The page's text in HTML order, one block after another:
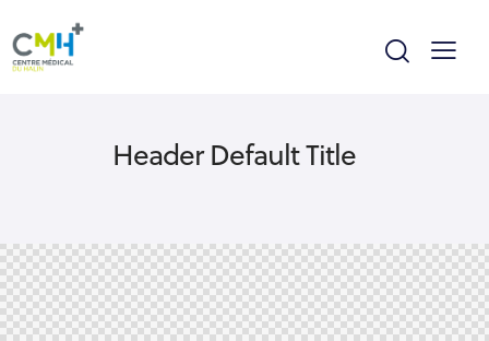
Header Default Title